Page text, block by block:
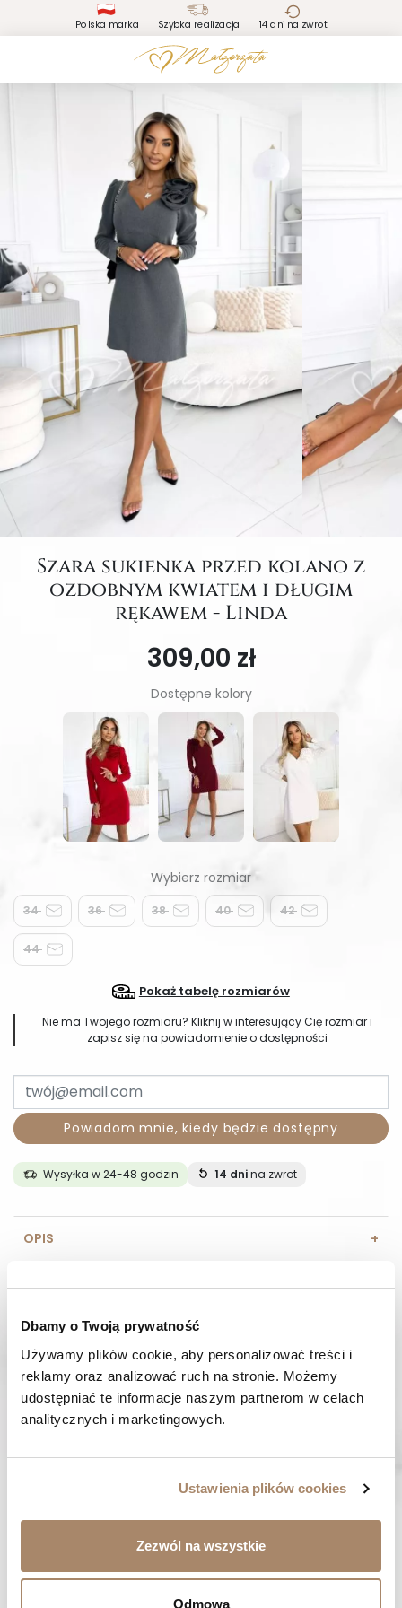
Dbamy o Twoją prywatność
Używamy plików cookie, aby personalizować treści i
reklamy oraz analizować ruch na stronie. Możemy
udostępniać te informacje naszym partnerom w celach
analitycznych i marketingowych.
Ustawienia plików cookies
Zezwól na wszystkie
Odmowa
Polska marka Szybka realizacja 14 dni na zwrot
Szara sukienka przed kolano z
ozdobnym kwiatem i długim
rękawem - Linda
309,00 zł
Dostępne kolory
34 36 38 40 42
44
Pokaż tabelę rozmiarów
Nie ma Twojego rozmiaru? Kliknij w interesujący Cię rozmiar i
zapisz się na powiadomienie o dostępności
Powiadom mnie, kiedy będzie dostępny
Wysyłka w 24-48 godzin 14 dnina zwrot
OPIS
SKŁAD I MATERIAŁ
SPOSOBY PŁATNOŚCI
OPINIE (0)
MASZ PYTANIE? Zadzwoń do nas :
Zamówienia wysyłamy w ciągu 1-2 dni
ZAKUPY BEZ RYZYKA
Masz prawo do 14 dni na zwrot towaru